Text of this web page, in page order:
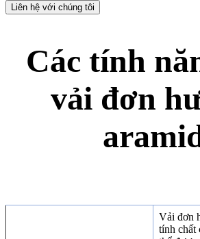
Liên hệ với chúng tôi
Các tính
vải đơn
Vải đơn
tính chất